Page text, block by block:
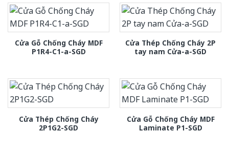
Cửa Gỗ Chống Cháy MDF
P1R4-C1-a-SGD
Cửa Thép Chống Cháy 2P
tay nam Cửa-a-SGD
Cửa Thép Chống Cháy
2P1G2-SGD
Cửa Gỗ Chống Cháy MDF
Laminate P1-SGD